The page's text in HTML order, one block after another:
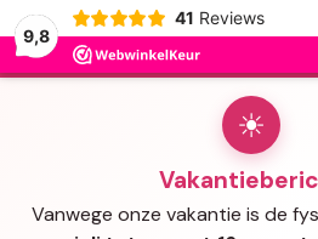
9,8
41 Reviews
☀
Vanwege onze vakantie is de